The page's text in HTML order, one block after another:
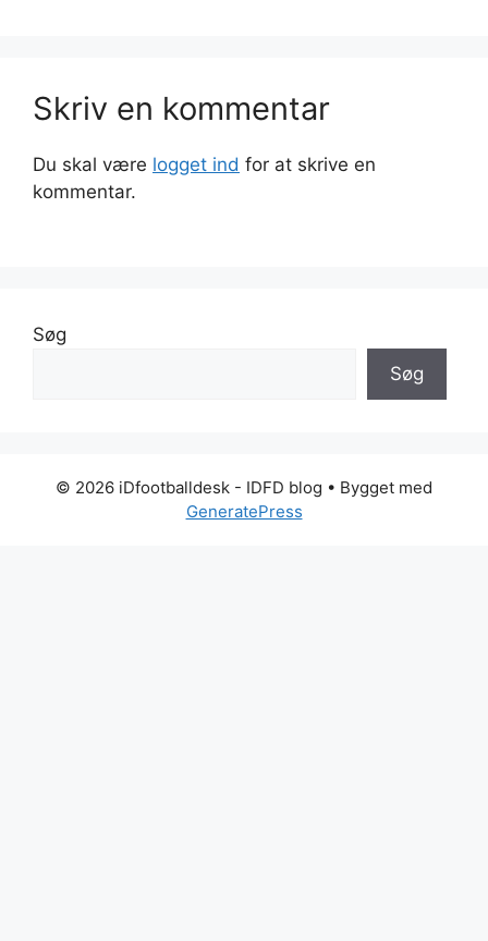
Skriv en kommentar
Du skal være logget ind for at skrive en
kommentar.
Søg
Søg
© 2026 iDfootballdesk - IDFD blog • Bygget med
GeneratePress